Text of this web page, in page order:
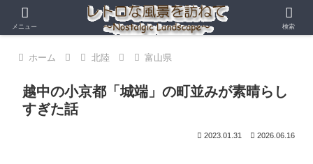
ホーム 北陸 富山県
越中の小京都「城端」の町並みが素晴らし
すぎた話
2023.01.31 2026.06.16
メニュー 検索